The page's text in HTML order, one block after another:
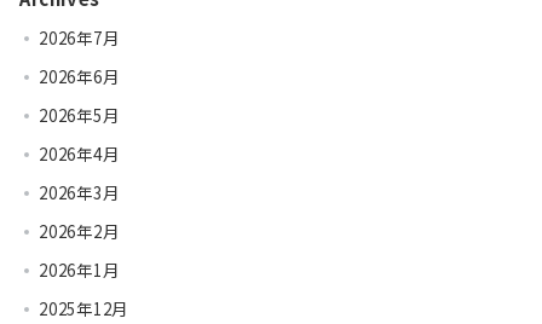
2026年7月
2026年6月
2026年5月
2026年4月
2026年3月
2026年2月
2026年1月
2025年12月